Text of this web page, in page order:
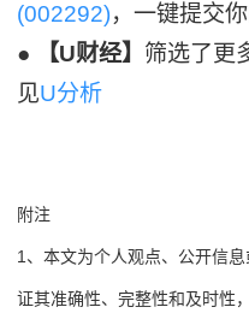
(002292)，一键提交
●
【U财经】 筛选了更
见U分析
附注
1、本文为个人观点、公开信
证其准确性、完整性和及时性